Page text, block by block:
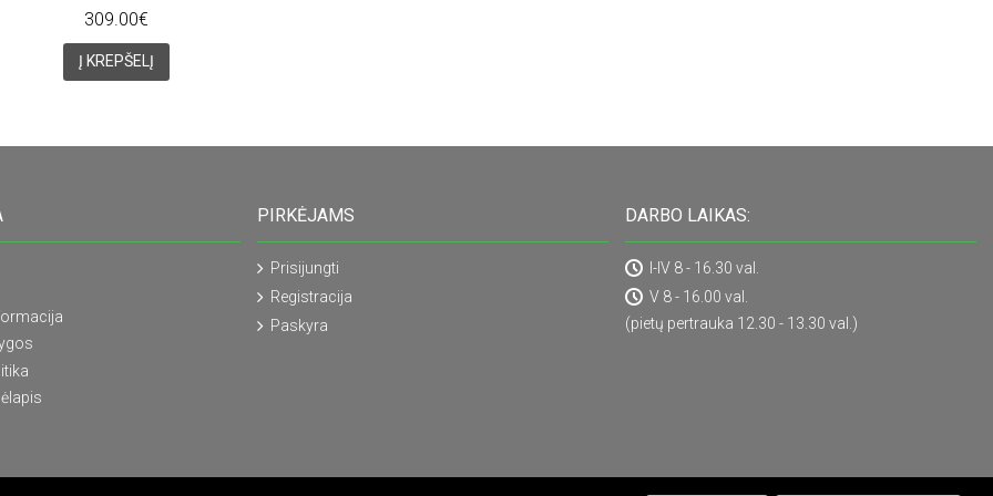
309.00€
Į KREPŠELĮ
PIRKĖJAMS
Prisijungti
Registracija
Paskyra
DARBO LAIKAS:
I-IV 8 - 16.30 val.
V 8 - 16.00 val.
(pietų pertrauka 12.30 - 13.30 val.)